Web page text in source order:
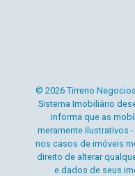
© 2026 Tirreno
Sistema Imobiliário
informa que as
meramente ilustrativos
nos casos de imóveis
direito de alterar
e dados de seus